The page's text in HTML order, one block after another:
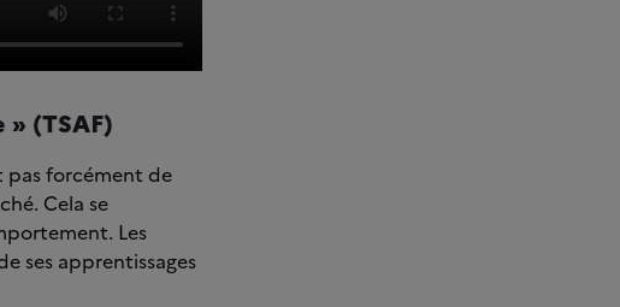
(TSAF)
pas forcément de
Cela se
Les
ses apprentissages